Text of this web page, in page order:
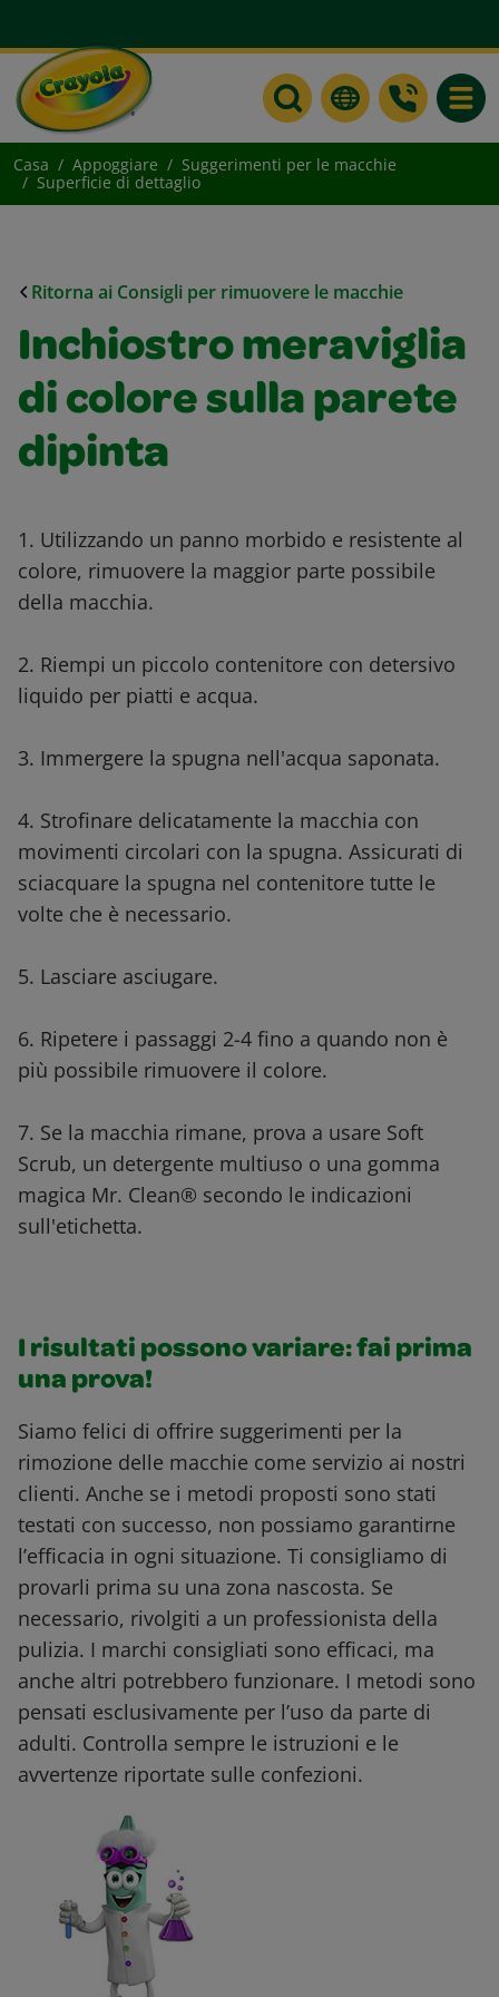
Casa Appoggiare
Suggerimenti per le macchie
Superficie di dettaglio
Ritorna ai Consigli per rimuovere le macchie
Inchiostro meraviglia
di colore sulla parete
dipinta
1. Utilizzando un panno morbido e resistente al
colore, rimuovere la maggior parte possibile
della macchia.
2. Riempi un piccolo contenitore con detersivo
liquido per piatti e acqua.
3. Immergere la spugna nell'acqua saponata.
4. Strofinare delicatamente la macchia con
movimenti circolari con la spugna. Assicurati di
sciacquare la spugna nel contenitore tutte le
volte che è necessario.
5. Lasciare asciugare.
6. Ripetere i passaggi 2-4 fino a quando non è
più possibile rimuovere il colore.
7. Se la macchia rimane, prova a usare Soft
Scrub, un detergente multiuso o una gomma
magica Mr. Clean® secondo le indicazioni
sull'etichetta.
I risultati possono variare: fai prima
una prova!
Siamo felici di offrire suggerimenti per la
rimozione delle macchie come servizio ai nostri
clienti. Anche se i metodi proposti sono stati
testati con successo, non possiamo garantirne
l’efficacia in ogni situazione. Ti consigliamo di
provarli prima su una zona nascosta. Se
necessario, rivolgiti a un professionista della
pulizia. I marchi consigliati sono efficaci, ma
anche altri potrebbero funzionare. I metodi sono
pensati esclusivamente per l’uso da parte di
adulti. Controlla sempre le istruzioni e le
avvertenze riportate sulle confezioni.